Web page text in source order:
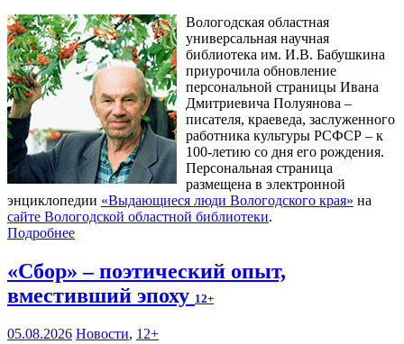
Вологодская областная
универсальная научная
библиотека им. И.В. Бабушкина
приурочила обновление
персональной страницы Ивана
Дмитриевича Полуянова –
писателя, краеведа, заслуженного
работника культуры РСФСР – к
100‑летию со дня его рождения.
Персональная страница
размещена в электронной
энциклопедии «Выдающиеся люди Вологодского края» на
сайте Вологодской областной библиотеки.
Подробнее
«Сбор» – поэтический опыт,
вместивший эпоху 12+
05.08.2026 Новости, 12+